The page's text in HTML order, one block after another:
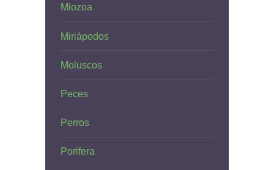
Miozoa
Miriápodos
Moluscos
Peces
Perros
Porifera